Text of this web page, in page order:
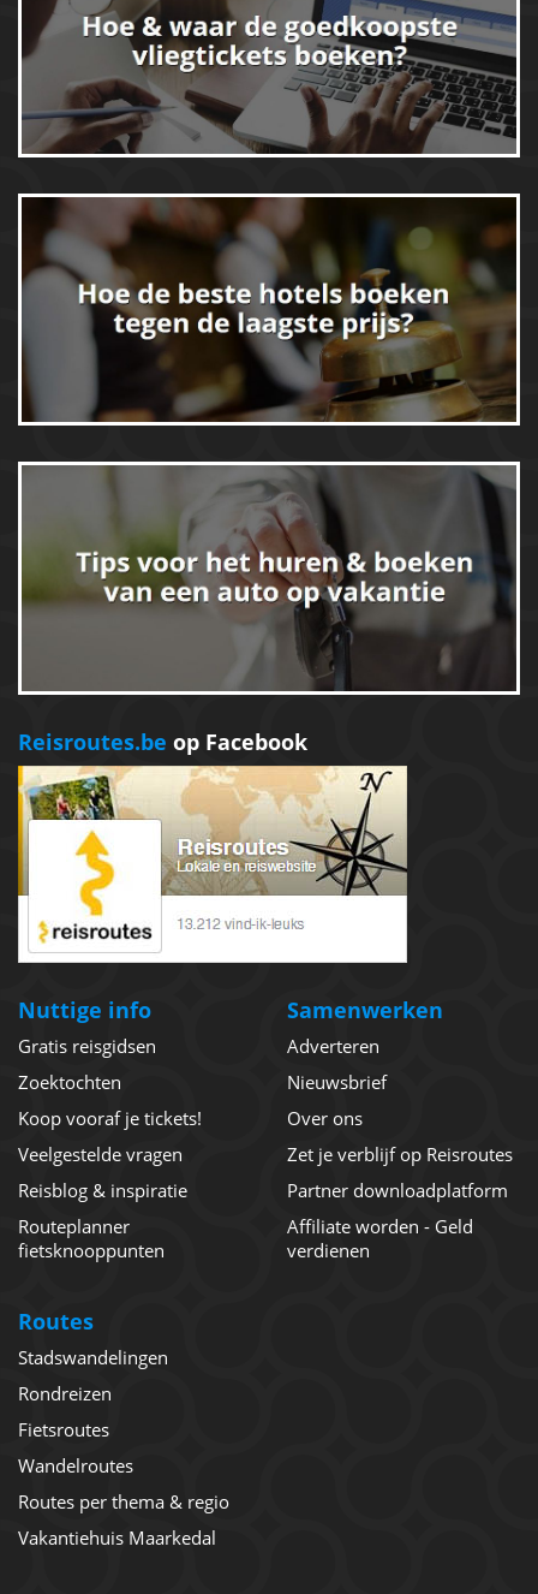
Reisroutes.be op Facebook
Nuttige info
Gratis reisgidsen
Zoektochten
Koop vooraf je tickets!
Veelgestelde vragen
Reisblog & inspiratie
Routeplanner
fietsknooppunten
Samenwerken
Adverteren
Nieuwsbrief
Over ons
Zet je verblijf op Reisroutes
Partner downloadplatform
Affiliate worden - Geld
verdienen
Routes
Stadswandelingen
Rondreizen
Fietsroutes
Wandelroutes
Routes per thema & regio
Vakantiehuis Maarkedal